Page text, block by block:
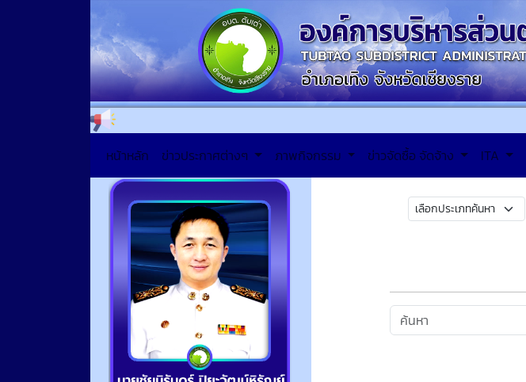
หน้าหลัก ข่าวประกาศต่างๆ ภาพกิจกรรม ข่าวจัดซื้อ จัดจ้าง ITA